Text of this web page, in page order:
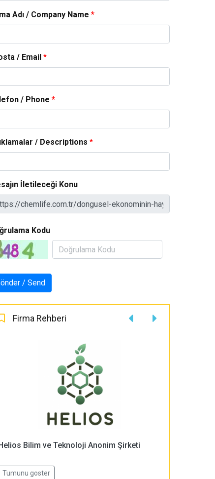
Adı / Company Name *
/ Email *
/ Phone *
/ Descriptions *
İletileceği Konu
Kodu
Firma Rehberi
Helios Bilim ve Teknoloji Anonim Şirketi
Tumunu goster